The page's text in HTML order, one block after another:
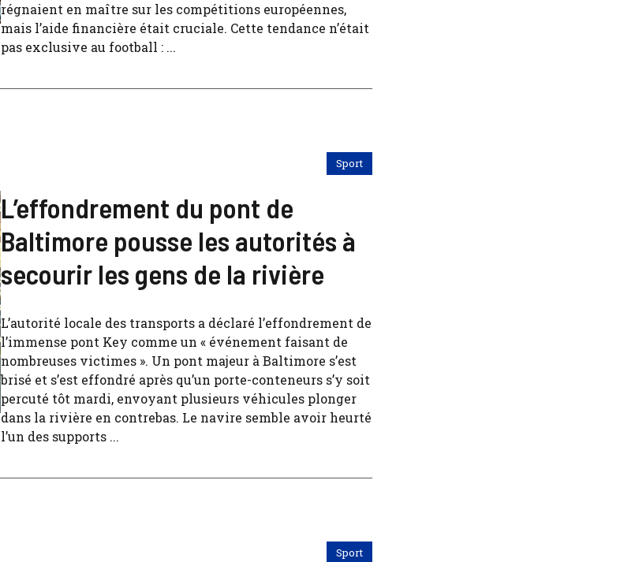
régnaient en maître sur les compétitions européennes,
mais l’aide financière était cruciale. Cette tendance n’était
pas exclusive au football : ...
Sport
L’effondrement du pont de
Baltimore pousse les autorités à
secourir les gens de la rivière
L’autorité locale des transports a déclaré l’effondrement de
l’immense pont Key comme un « événement faisant de
nombreuses victimes ». Un pont majeur à Baltimore s’est
brisé et s’est effondré après qu’un porte-conteneurs s’y soit
percuté tôt mardi, envoyant plusieurs véhicules plonger
dans la rivière en contrebas. Le navire semble avoir heurté
l’un des supports ...
Sport